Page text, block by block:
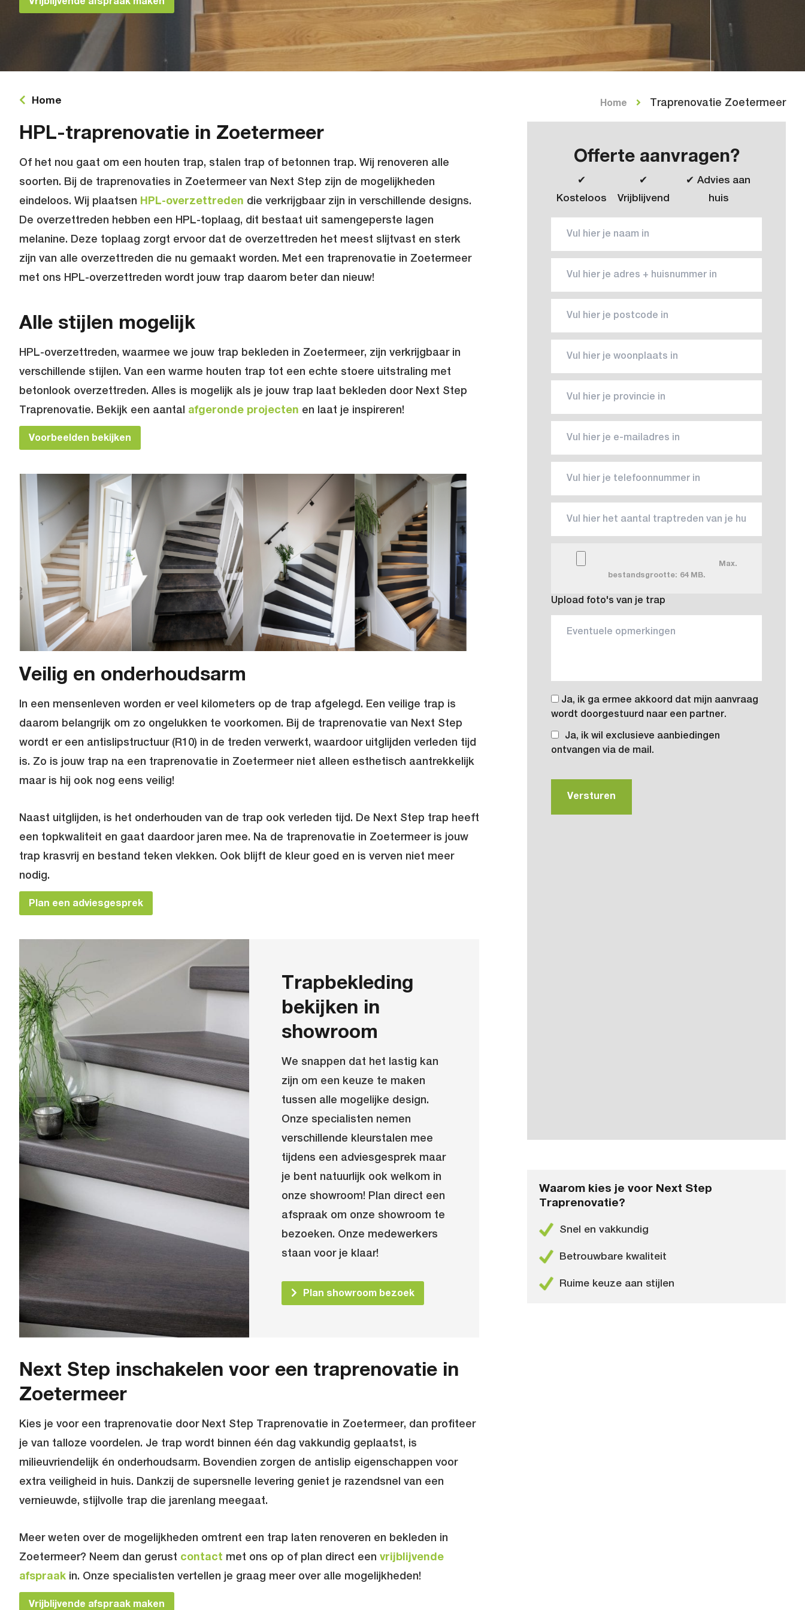
Home Home Traprenovatie Zoetermeer
HPL-traprenovatie in Zoetermeer
Of het nou gaat om een houten trap, stalen trap of betonnen trap. Wij renoveren alle
soorten. Bij de traprenovaties in Zoetermeer van Next Step zijn de mogelijkheden
eindeloos. Wij plaatsen HPL-overzettreden die verkrijgbaar zijn in verschillende designs.
De overzettreden hebben een HPL-toplaag, dit bestaat uit samengeperste lagen
melanine. Deze toplaag zorgt ervoor dat de overzettreden het meest slijtvast en sterk
zijn van alle overzettreden die nu gemaakt worden. Met een traprenovatie in Zoetermeer
met ons HPL-overzettreden wordt jouw trap daarom beter dan nieuw!
Alle stijlen mogelijk
HPL-overzettreden, waarmee we jouw trap bekleden in Zoetermeer, zijn verkrijgbaar in
verschillende stijlen. Van een warme houten trap tot een echte stoere uitstraling met
betonlook overzettreden. Alles is mogelijk als je jouw trap laat bekleden door Next Step
Traprenovatie. Bekijk een aantal afgeronde projecten en laat je inspireren!
Voorbeelden bekijken
Veilig en onderhoudsarm
In een mensenleven worden er veel kilometers op de trap afgelegd. Een veilige trap is
daarom belangrijk om zo ongelukken te voorkomen. Bij de traprenovatie van Next Step
wordt er een antislipstructuur (R10) in de treden verwerkt, waardoor uitglijden verleden tijd
is. Zo is jouw trap na een traprenovatie in Zoetermeer niet alleen esthetisch aantrekkelijk
maar is hij ook nog eens veilig!
Naast uitglijden, is het onderhouden van de trap ook verleden tijd. De Next Step trap heeft
een topkwaliteit en gaat daardoor jaren mee. Na de traprenovatie in Zoetermeer is jouw
trap krasvrij en bestand teken vlekken. Ook blijft de kleur goed en is verven niet meer
nodig.
Plan een adviesgesprek
Trapbekleding
bekijken in
showroom
We snappen dat het lastig kan
zijn om een keuze te maken
tussen alle mogelijke design.
Onze specialisten nemen
verschillende kleurstalen mee
tijdens een adviesgesprek maar
je bent natuurlijk ook welkom in
onze showroom! Plan direct een
afspraak om onze showroom te
bezoeken. Onze medewerkers
staan voor je klaar!
Plan showroom bezoek
Next Step inschakelen voor een traprenovatie in
Zoetermeer
Kies je voor een traprenovatie door Next Step Traprenovatie in Zoetermeer, dan profiteer
je van talloze voordelen. Je trap wordt binnen één dag vakkundig geplaatst, is
milieuvriendelijk én onderhoudsarm. Bovendien zorgen de antislip eigenschappen voor
extra veiligheid in huis. Dankzij de supersnelle levering geniet je razendsnel van een
vernieuwde, stijlvolle trap die jarenlang meegaat.
Meer weten over de mogelijkheden omtrent een trap laten renoveren en bekleden in
Zoetermeer? Neem dan gerust contact met ons op of plan direct een vrijblijvende
afspraak in. Onze specialisten vertellen je graag meer over alle mogelijkheden!
Vrijblijvende afspraak maken
Offerte aanvragen?
✔
Kosteloos
✔
Vrijblijvend
✔ Advies aan
huis
Max.
bestandsgrootte: 64 MB.
Upload foto's van je trap
Ja, ik ga ermee akkoord dat mijn aanvraag
wordt doorgestuurd naar een partner.
Ja, ik wil exclusieve aanbiedingen
ontvangen via de mail.
Waarom kies je voor Next Step
Traprenovatie?
Snel en vakkundig
Betrouwbare kwaliteit
Ruime keuze aan stijlen